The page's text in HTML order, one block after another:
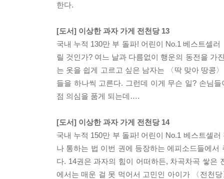
한다.
[도서] 이상한 과자 가게 전천당 13
국내 누적 130만 부 돌파! 어린이 No.1 베스트셀
릴 것인가? 여느 날과 다름없이 행운의 동전을 가
는 옷을 쉽게 고르고 싶은 남자는 〈딱 맞아 땅콩
들을 하나씩 고른다. 그런데 이게 무슨 일? 손님
점 의심을 품게 되는데….
[도서] 이상한 과자 가게 전천당 14
국내 누적 150만 부 돌파! 어린이 No.1 베스트셀
나 통하는 법 이번 권에 등장하는 에피소드들에
다. 14권은 과자의 힘이 어떠하든, 차곡차곡 쌓은
에서는 매운 걸 못 먹어서 고민인 아이가 〈전천